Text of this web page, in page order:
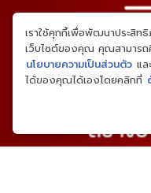
เราใช้คุกกี้เพื่อพัฒนาประสิท
เว็บไซต์ของคุณ คุณสามารถ
นโยบายความเป็นส่วนตัว แล
ได้ของคุณได้เองโดยคลิกที่